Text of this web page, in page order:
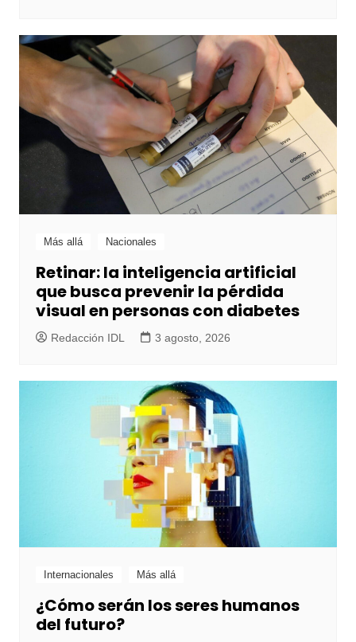
Más allá Nacionales
Retinar: la inteligencia artificial
que busca prevenir la pérdida
visual en personas con diabetes
Redacción IDL 3 agosto, 2026
Internacionales Más allá
¿Cómo serán los seres humanos
del futuro?